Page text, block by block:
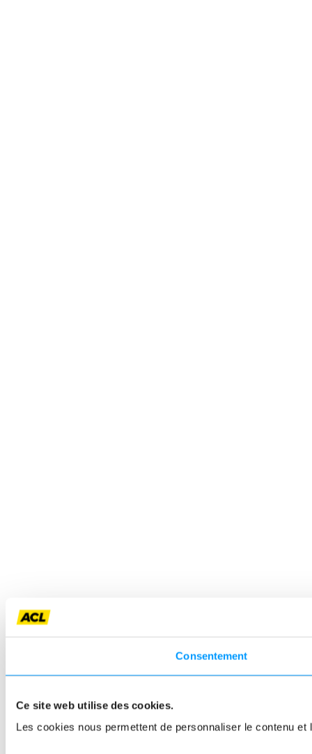
Consentement
Ce site web utilise des cookies.
Les cookies nous permettent de personnaliser le contenu